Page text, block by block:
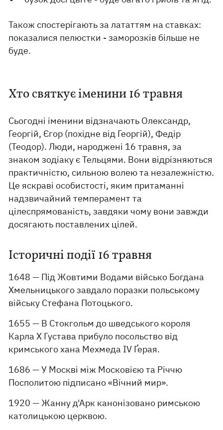
Також спостерігають за лататтям на ставках:
показалися пелюстки - заморозків більше не
буде.
Хто святкує іменини 16 травня
Сьогодні іменини відзначають Олександр,
Георгій, Єгор (похідне від Георгій), Федір
(Теодор). Люди, народжені 16 травня, за
знаком зодіаку є Тельцями. Вони відрізняються
практичністю, сильною волею та незалежністю.
Це яскраві особистості, яким притаманні
надзвичайний темперамент та
цілеспрямованість, завдяки чому вони завжди
досягають поставлених цілей.
Історичні події 16 травня
1648 — Під Жовтими Водами військо Богдана
Хмельницького завдало поразки польському
війську Стефана Потоцького.
1655 — В Стокгольм до шведського короля
Карла X Густава прибуло посольство від
кримського хана Мехмеда IV Ґерая.
1686 — У Москві між Московією та Річчю
Посполитою підписано «Вічний мир».
1920 — Жанну д'Арк канонізовано римською
католицькою церквою.